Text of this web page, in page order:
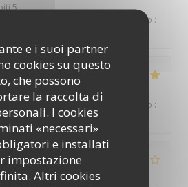
e i suoi partner
cookies su questo
che possono
la raccolta di
I cookies
«necessari»
e installati
impostazione
Altri cookies
5
Qualità / Prezzo :
5
: 5 /5 Cucina: 5/5 Qualità / Prezzo :
4